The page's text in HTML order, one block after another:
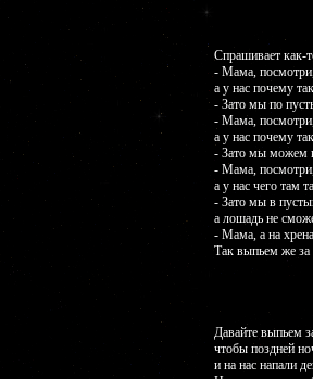
Спрашивает
- Мама,
а у нас почему
- Зато мы по
- Мама,
а у нас почему
- Зато мы можем
- Мама, посмотри,
а у нас чего там
- Зато мы в
а лошадь не
- Мама, а на
Так выпьем же
Давайте выпьем
чтобы поздней
и на нас напали